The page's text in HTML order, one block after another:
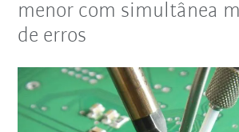
menor com simultânea
de erros